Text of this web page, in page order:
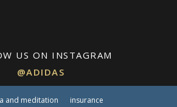
US ON INSTAGRAM
@ADIDAS
and meditation insurance